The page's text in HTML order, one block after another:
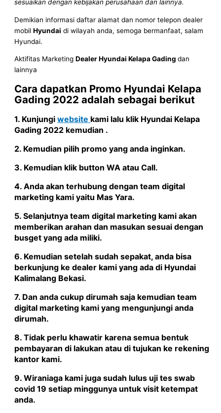
sesuaikan dengan kebijakan perusahaan dan lainnya.
Demikian informasi daftar alamat dan nomor telepon dealer
mobilHyundai di wilayah anda, semoga bermanfaat, salam
Hyundai.
Aktifitas MarketingDealer HyundaiKelapa Gadingdan
lainnya
Cara dapatkan Promo Hyundai Kelapa
Gading 2022 adalah sebagai berikut
1. Kunjungiwebsite kami lalu klik Hyundai Kelapa
Gading 2022 kemudian .
2. Kemudian pilih promo yang anda inginkan.
3. Kemudian klik button WA atau Call.
4. Anda akan terhubung dengan team digital
marketing kami yaitu Mas Yara.
5. Selanjutnya team digital marketing kami akan
memberikan arahan dan masukan sesuai dengan
busget yang ada miliki.
6. Kemudian setelah sudah sepakat, anda bisa
berkunjung ke dealer kami yang ada di Hyundai
Kalimalang Bekasi.
7. Dan anda cukup dirumah saja kemudian team
digital marketing kami yang mengunjungi anda
dirumah.
8. Tidak perlu khawatir karena semua bentuk
pembayaran di lakukan atau di tujukan ke rekening
kantor kami.
9. Wiraniaga kami juga sudah lulus uji tes swab
covid 19 setiap minggunya untuk visit ketempat
anda.